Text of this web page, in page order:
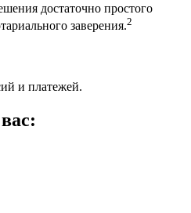
достаточно простого
заверения.2
и платежей.